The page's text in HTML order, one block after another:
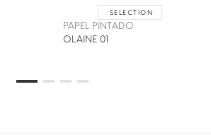
SELECTION
PAPEL PINTADO
OLAINE 01